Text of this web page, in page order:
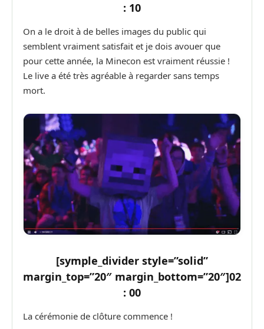
: 10
On a le droit à de belles images du public qui
semblent vraiment satisfait et je dois avouer que
pour cette année, la Minecon est vraiment réussie !
Le live a été très agréable à regarder sans temps
mort.
[symple_divider style=”solid”
margin_top=”20″ margin_bottom=”20″]02
: 00
La cérémonie de clôture commence !